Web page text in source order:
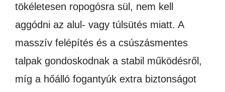
tökéletesen ropogósra sül, nem kell
aggódni az alul- vagy túlsütés miatt. A
masszív felépítés és a csúszásmentes
talpak gondoskodnak a stabil működésről,
míg a hőálló fogantyúk extra biztonságot